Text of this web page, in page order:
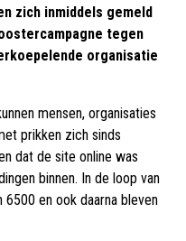
zich inmiddels gemeld
tegen
organisatie
mensen, organisaties
prikken zich sinds
dat de site online was
binnen. In de loop van
en ook daarna bleven